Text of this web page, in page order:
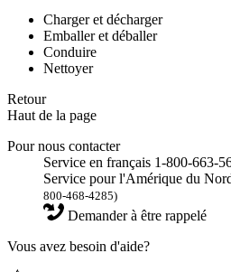
Charger et décharger
Emballer et déballer
Conduire
Nettoyer
Retour
Haut de la page
Pour nous contacter
Service en français 1-800-663-
Service pour l'Amérique du
800-468-4285)
Demander à être rappelé
Vous avez besoin d'aide?